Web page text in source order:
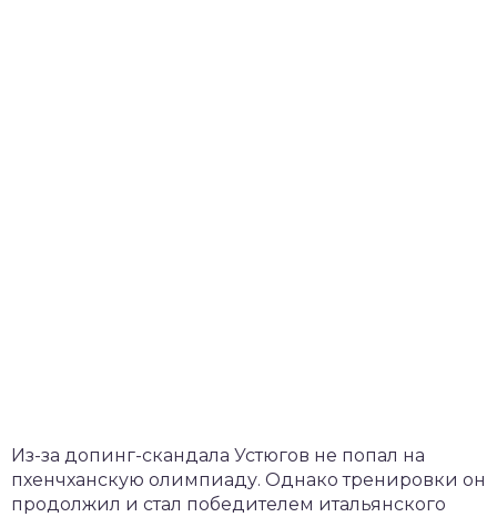
Из-за допинг-скандала Устюгов не попал на
пхенчханскую олимпиаду. Однако тренировки он
продолжил и стал победителем итальянского